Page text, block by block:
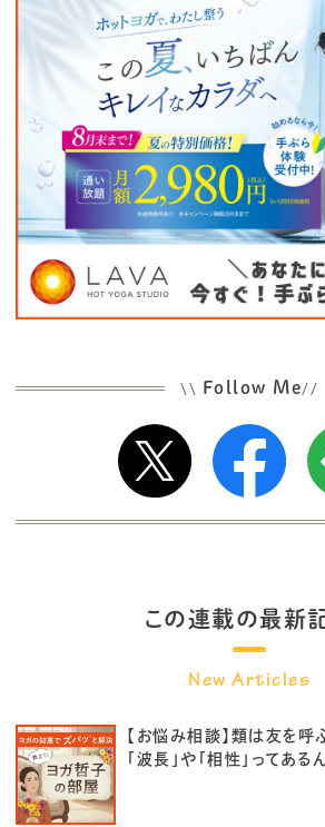
\\ Follow Me//
この連載の最新
【お悩み相談】類は友を呼
「波長」や「相性」ってある